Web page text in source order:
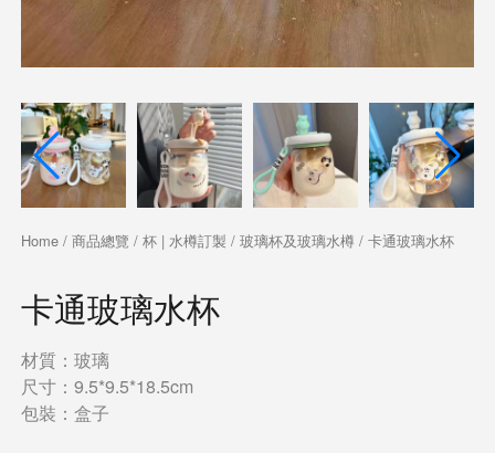
Home/ 商品總覽 / 杯 | 水樽訂製 / 玻璃杯及玻璃水樽/ 卡通玻璃水杯
卡通玻璃水杯
材質：玻璃
尺寸：9.5*9.5*18.5cm
包裝：盒子